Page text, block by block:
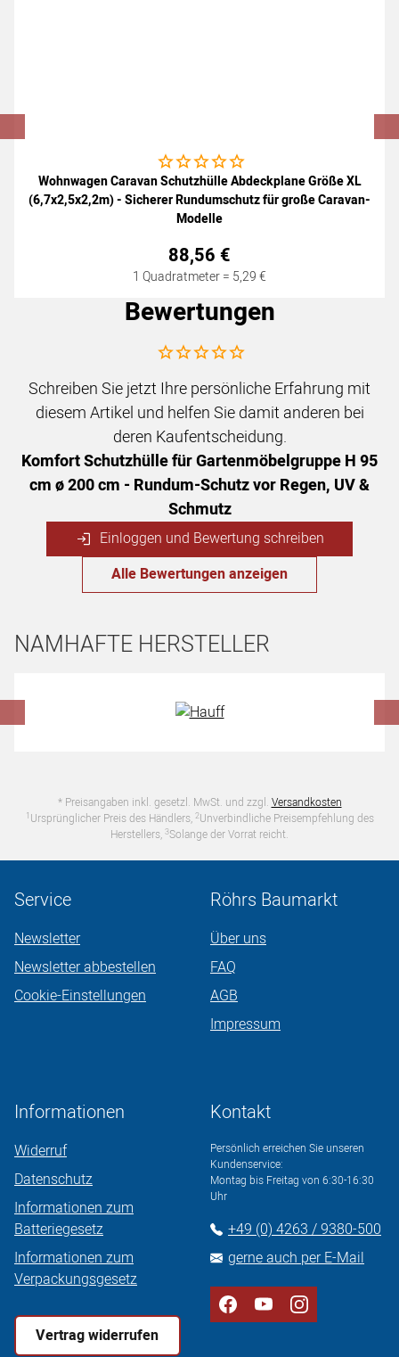
Noch keine Bewertungen abgegeben
Wohnwagen Caravan Schutzhülle Abdeckplane Größe XL
(6,7x2,5x2,2m) - Sicherer Rundumschutz für große Caravan-
Modelle
88,56 €
1 Quadratmeter = 5,29€
Bewertungen
Noch keine Bewertungen abgegeben
Schreiben Sie jetzt Ihre persönliche Erfahrung mit
diesem Artikel und helfen Sie damit anderen bei
deren Kaufentscheidung.
Komfort Schutzhülle für Gartenmöbelgruppe H 95
cm ø 200 cm - Rundum-Schutz vor Regen, UV &
Schmutz
Einloggen und Bewertung schreiben
Alle Bewertungen anzeigen
NAMHAFTE HERSTELLER
* Preisangaben inkl. gesetzl. MwSt. und zzgl. Versandkosten
1 Ursprünglicher Preis des Händlers, 2Unverbindliche Preisempfehlung des
Herstellers, 3Solange der Vorrat reicht.
Service
Newsletter
Newsletter abbestellen
Cookie-Einstellungen
Röhrs Baumarkt
Über uns
FAQ
AGB
Impressum
Informationen
Widerruf
Datenschutz
Informationen zum
Batteriegesetz
Informationen zum
Verpackungsgesetz
Vertrag widerrufen
Kontakt
Persönlich erreichen Sie unseren
Kundenservice:
Montag bis Freitag von 6:30-16:30
Uhr
+49 (0) 4263 / 9380-500
gerne auch per E-Mail